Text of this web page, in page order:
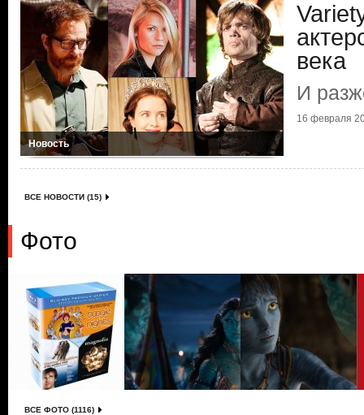
Новость
века
И
16 февраля
ВСЕ НОВОСТИ (15)
Фото
ВСЕ ФОТО (1116)